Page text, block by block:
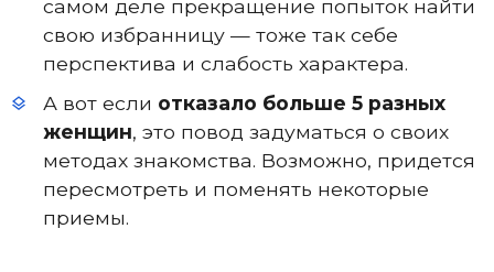
самом деле прекращение попыток найти
свою избранницу — тоже так себе
перспектива и слабость характера.
А вот если отказало больше 5 разных
женщин, это повод задуматься о своих
методах знакомства. Возможно, придется
пересмотреть и поменять некоторые
приемы.